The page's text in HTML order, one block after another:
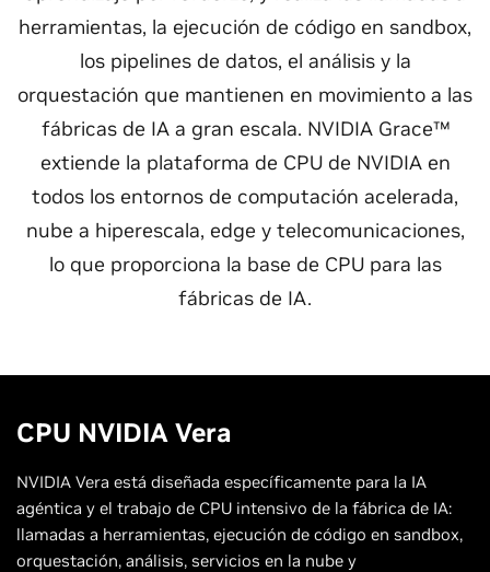
herramientas, la ejecución de código en sandbox,
los pipelines de datos, el análisis y la
orquestación que mantienen en movimiento a las
fábricas de IA a gran escala. NVIDIA Grace™
extiende la plataforma de CPU de NVIDIA en
todos los entornos de computación acelerada,
nube a hiperescala, edge y telecomunicaciones,
lo que proporciona la base de CPU para las
fábricas de IA.
CPU NVIDIA Vera
NVIDIA Vera está diseñada específicamente para la IA
agéntica y el trabajo de CPU intensivo de la fábrica de IA:
llamadas a herramientas, ejecución de código en sandbox,
orquestación, análisis, servicios en la nube y